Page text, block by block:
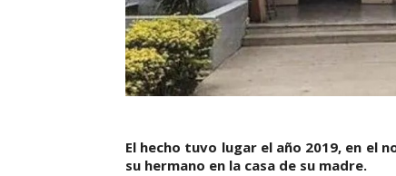
El hecho tuvo lugar el año 2019, en el
su hermano en la casa de su madre.